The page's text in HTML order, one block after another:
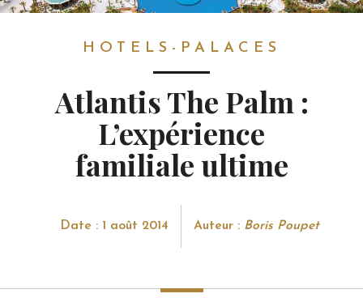
HOTELS-PALACES
Atlantis The Palm :
L’expérience
familiale ultime
Date : 1 août 2014 Auteur : Boris Poupet